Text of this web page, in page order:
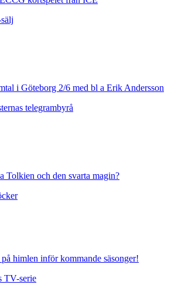
i Göteborg 2/6 med bl a Erik Andersson
telegrambyrå
Tolkien och den svarta magin?
himlen inför kommande säsonger!
TV-serie